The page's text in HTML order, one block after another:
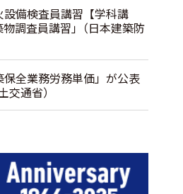
備検査員講習【学科講
調査員講習｣（日本建築防
保全業務労務単価」が公表
交通省）